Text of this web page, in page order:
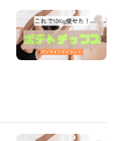
ーク大会 6位
全
ンズフィジーク大
会 出場 SAMUR